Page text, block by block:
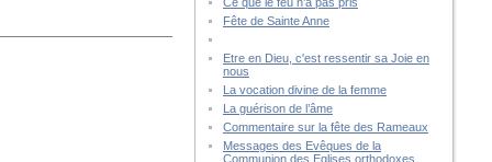
Fête de Sainte Anne
Etre en Dieu, c'est ressentir sa Joie en
nous
La vocation divine de la femme
La guérison de l’âme
Commentaire sur la fête des Rameaux
Messages des Evêques de la
Communion des Eglises orthodoxes